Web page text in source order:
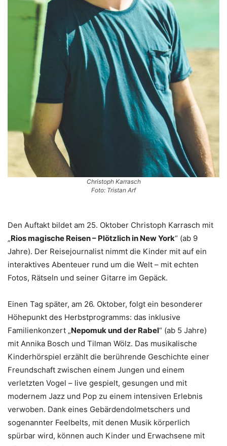
Christoph Karrasch
Foto: Tristan Arf
Den Auftakt bildet am 25. Oktober Christoph Karrasch mit
„Rios magische Reisen – Plötzlich in New York“ (ab 9
Jahre). Der Reisejournalist nimmt die Kinder mit auf ein
interaktives Abenteuer rund um die Welt – mit echten
Fotos, Rätseln und seiner Gitarre im Gepäck.
Einen Tag später, am 26. Oktober, folgt ein besonderer
Höhepunkt des Herbstprogramms: das inklusive
Familienkonzert „Nepomuk und der Rabel“ (ab 5 Jahre)
mit Annika Bosch und Tilman Wölz. Das musikalische
Kinderhörspiel erzählt die berührende Geschichte einer
Freundschaft zwischen einem Jungen und einem
verletzten Vogel – live gespielt, gesungen und mit
modernem Jazz und Pop zu einem intensiven Erlebnis
verwoben. Dank eines Gebärdendolmetschers und
sogenannter Feelbelts, mit denen Musik körperlich
spürbar wird, können auch Kinder und Erwachsene mit